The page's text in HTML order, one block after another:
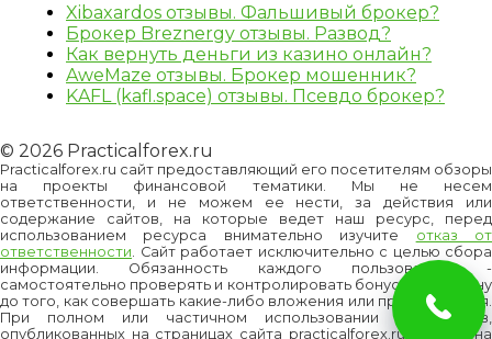
Xibaxardos отзывы. Фальшивый брокер?
Брокер Breznergy отзывы. Развод?
Как вернуть деньги из казино онлайн?
AweMaze отзывы. Брокер мошенник?
KAFL (kafl.space) отзывы. Псевдо брокер?
© 2026 Practicalforex.ru
Practicalforex.ru сайт предоставляющий его посетителям обзоры
на проекты финансовой тематики. Мы не несем
ответственности, и не можем ее нести, за действия или
содержание сайтов, на которые ведет наш ресурс, перед
использованием ресурса внимательно изучите отказ от
ответственности . Сайт работает исключительно с целью сбора
информации. Обязанность каждого пользователя -
самостоятельно проверять и контролировать бонусы и/или цену
до того, как совершать какие-либо вложения или приобретения.
При полном или частичном использовании материалов,
опубликованных на страницах сайта practicalforex.ru, ссылка на